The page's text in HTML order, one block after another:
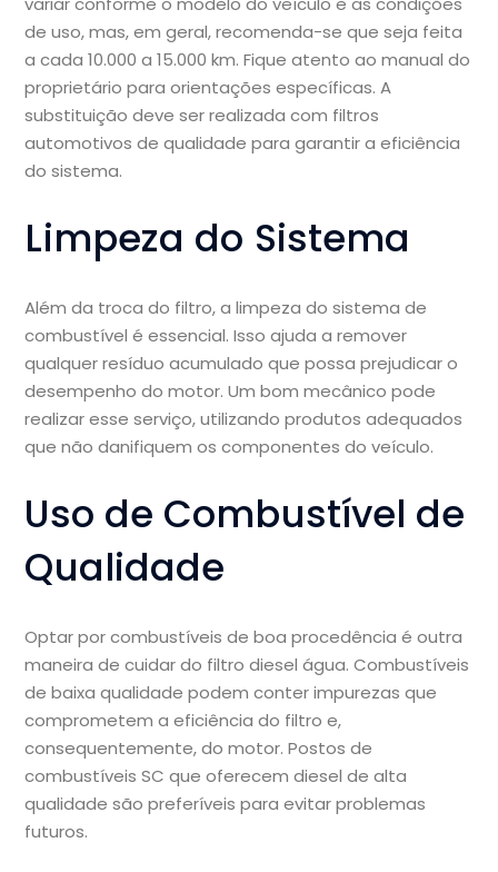
de uso, mas, em geral, recomenda-se que seja feita
a cada 10.000 a 15.000 km. Fique atento ao manual do
proprietário para orientações específicas. A
substituição deve ser realizada com filtros
automotivos de qualidade para garantir a eficiência
do sistema.
Limpeza do Sistema
Além da troca do filtro, a limpeza do sistema de
combustível é essencial. Isso ajuda a remover
qualquer resíduo acumulado que possa prejudicar o
desempenho do motor. Um bom mecânico pode
realizar esse serviço, utilizando produtos adequados
que não danifiquem os componentes do veículo.
Uso de Combustível de
Qualidade
Optar por combustíveis de boa procedência é outra
maneira de cuidar do filtro diesel água. Combustíveis
de baixa qualidade podem conter impurezas que
comprometem a eficiência do filtro e,
consequentemente, do motor. Postos de
combustíveis SC que oferecem diesel de alta
qualidade são preferíveis para evitar problemas
futuros.